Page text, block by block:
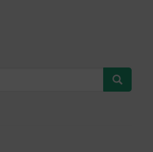
cookies te